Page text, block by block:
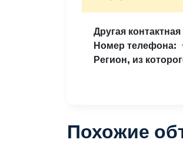
Другая
Номер телефона
Регион, из
Похожие